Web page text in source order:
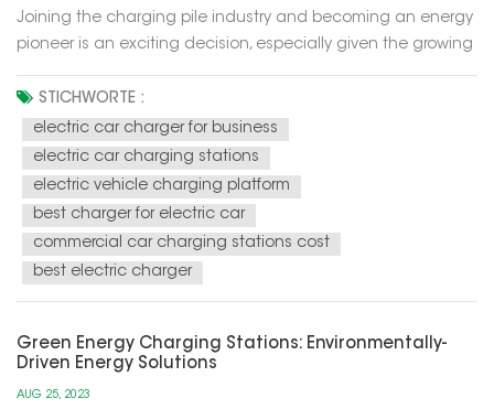
Joining the charging pile industry and becoming an energy
pioneer is an exciting decision, especially given the growing
this industry has become part of the development of
sustainable and renewable energy sources, while also
helping to red...
STICHWORTE :
electric car charger for business
electric car charging stations
electric vehicle charging platform
best charger for electric car
commercial car charging stations cost
best electric charger
Green Energy Charging Stations: Environmentally-
Driven Energy Solutions
AUG 25, 2023